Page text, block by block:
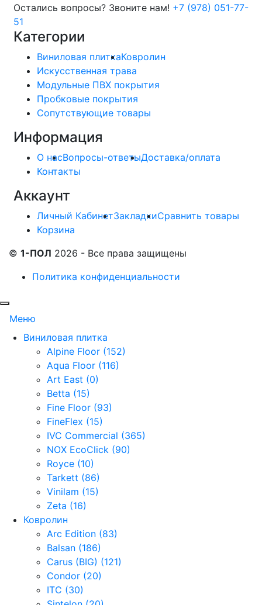
Остались вопросы? Звоните нам! +7 (978) 051-77-
51
Категории
Виниловая плиткаКовролин
Искусственная трава
Модульные ПВХ покрытия
Пробковые покрытия
Сопутствующие товары
Информация
О насВопросы-ответыДоставка/оплата
Контакты
Аккаунт
Личный КабинетЗакладкиСравнить товары
Корзина
© 1-ПОЛ 2026 - Все права защищены
Политика конфиденциальности
Меню
Виниловая плитка
Alpine Floor (152)
Aqua Floor (116)
Art East (0)
Betta (15)
Fine Floor (93)
FineFlex (15)
IVC Commercial (365)
NOX EcoClick (90)
Royce (10)
Tarkett (86)
Vinilam (15)
Zeta (16)
Ковролин
Arc Edition (83)
Balsan (186)
Carus (BIG) (121)
Condor (20)
ITC (30)